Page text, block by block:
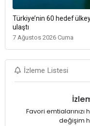
Türkiye’nin 60 hedef
ulaştı
7 Ağustos 2026 Cuma
İzleme Listesi
Favori emtialarınızı
değişim